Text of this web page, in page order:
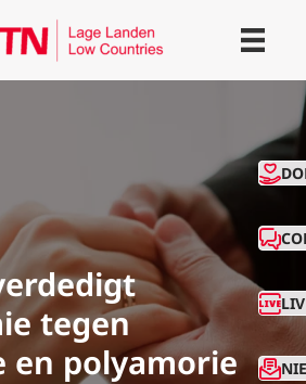
tegen
en polyamorie